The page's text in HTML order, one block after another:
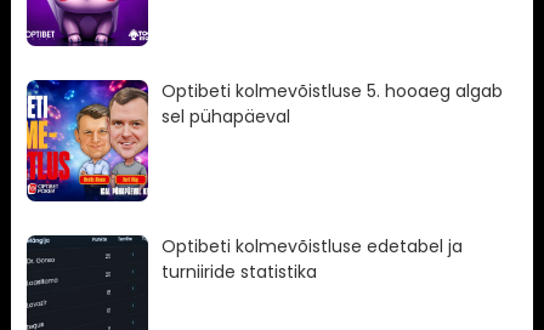
Optibeti kolmevõistluse 5. hooaeg algab
sel pühapäeval
Optibeti kolmevõistluse edetabel ja
turniiride statistika